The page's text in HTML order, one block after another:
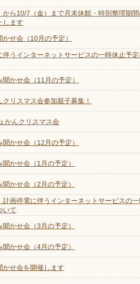
から10/7（金）まで月末休館・特別整理期
します
せ会（10月の予定）
伴うインターネットサービスの一時休止予
かせ会（11月の予定）
クリスマス会参加親子募集！
かんクリスマス会
かせ会（12月の予定）
かせ会（1月の予定）
かせ会（2月の予定）
計画停電に伴うインターネットサービスの
いて
かせ会（3月の予定）
かせ会（4月の予定）
かせ会を開催します